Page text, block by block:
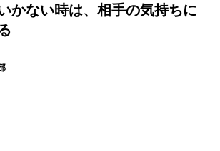
かない時は、相手の気持ちに